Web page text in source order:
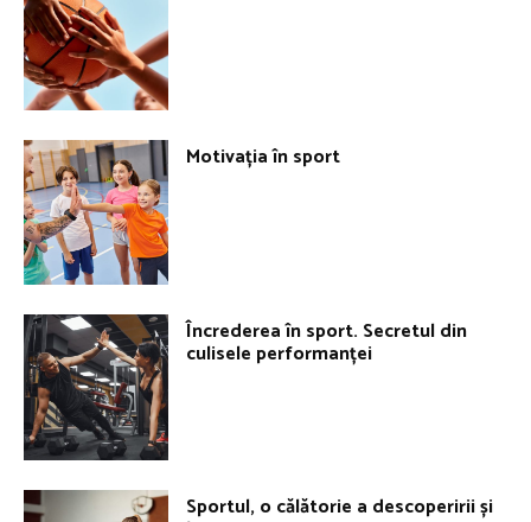
Motivația în sport
Încrederea în sport. Secretul din
culisele performanței
Sportul, o călătorie a descoperirii și